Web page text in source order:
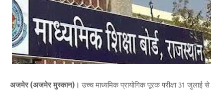
अजमेर (अजमेर मुस्कान)। उच्च माध्यमिक प्रायोगिक पूरक परीक्षा 31 जुलाई से